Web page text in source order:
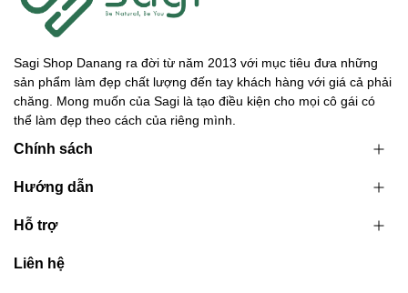
Sagi Shop Danang ra đời từ năm 2013 với mục tiêu đưa những
sản phẩm làm đẹp chất lượng đến tay khách hàng với giá cả phải
chăng. Mong muốn của Sagi là tạo điều kiện cho mọi cô gái có
thể làm đẹp theo cách của riêng mình.
Chính sách
Hướng dẫn
Hỗ trợ
Liên hệ